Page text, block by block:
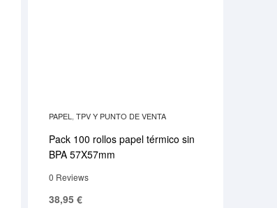
PAPEL TPV Y PUNTO DE VENTA
Pack 100 rollos papel térmico sin
BPA 57X57mm
0 Reviews
38,95 €